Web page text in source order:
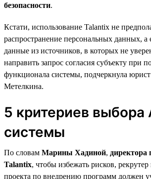
безопасности.
Кстати, использование Talantix не
распространение персональных данных, а
данные из источников, в которых не
направить запрос согласия субъекту при
функционала системы, подчеркнула
Метелкина.
5 критериев выбора
системы
По словам Марины Хадиной, директора
Talantix, чтобы избежать рисков,
проекта по внедрению программ должен